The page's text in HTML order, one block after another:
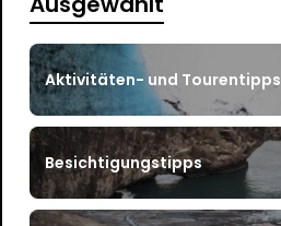
Aktivitäten- und Tourentipps
Besichtigungstipps